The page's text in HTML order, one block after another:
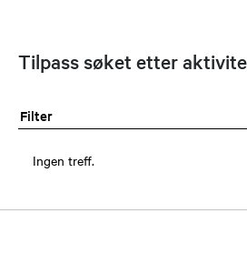
Tilpass søket etter
Filter
Ingen treff.